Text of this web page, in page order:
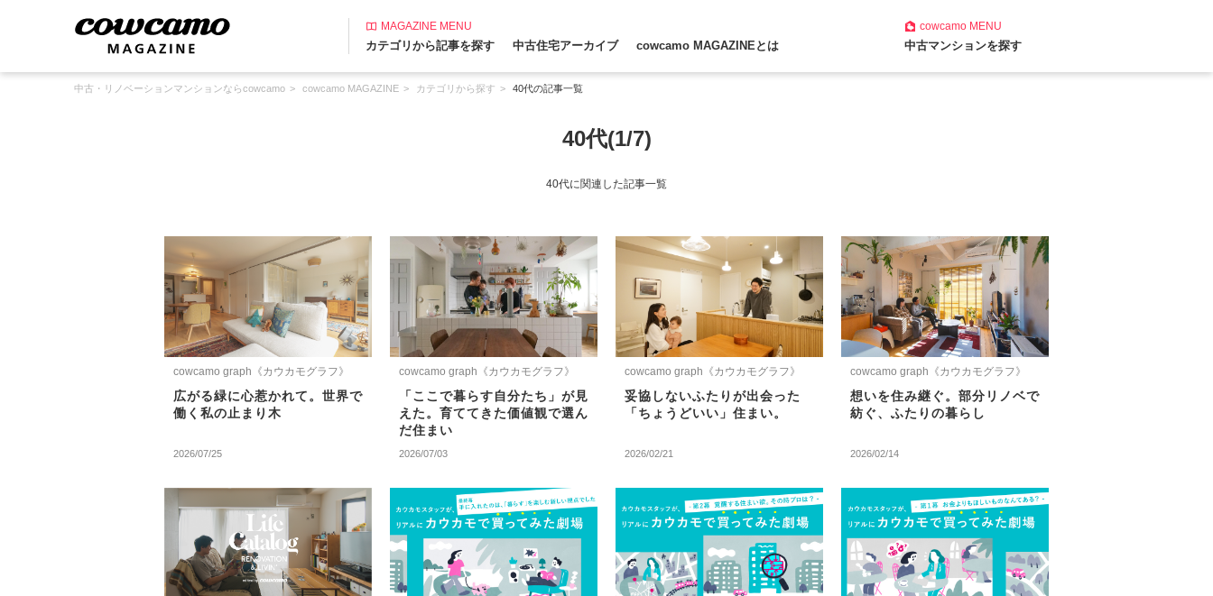
MAGAZINE MENU
カテゴリから記事を探す 中古住宅アーカイブ cowcamo MAGAZINEとは
cowcamoMENU
中古マンションを探す
中古・リノベーションマンションならcowcamo cowcamo MAGAZINE カテゴリから探す 40代の記事一覧
40代(1/7)
40代に関連した記事一覧
cowcamo graph《カウカモグラフ》
広がる緑に心惹かれて。世界で
働く私の止まり木
2026/07/25
cowcamo graph《カウカモグラフ》
「ここで暮らす自分たち」が見
えた。育ててきた価値観で選ん
だ住まい
2026/07/03
cowcamo graph《カウカモグラフ》
妥協しないふたりが出会った
「ちょうどいい」住まい。
2026/02/21
cowcamo graph《カウカモグラフ》
想いを住み継ぐ。部分リノベで
紡ぐ、ふたりの暮らし
2026/02/14